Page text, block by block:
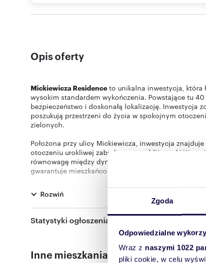
Zgoda
Odpowiedzialne
Wraz z naszymi 1022
pliki cookie, w celu
Opis oferty
Mickiewicza Residence to unikalna inwestycja, która
wysokim standardem wykończenia. Powstające tu
bezpieczeństwo i doskonałą lokalizację. Inwestycja
poszukują przestrzeni do życia w spokojnym
zielonych.
Położona przy ulicy Mickiewicza, inwestycja
otoczeniu urokliwej zabudowy, w pobliżu rzeki Warty
równowagę między dynamicznym stylem życia a
gwarantuje mieszkańcom poczucie prywatności i
Przestronne mieszkania o funkcjonalnych układach
doświetlenie wnętrz. Każde z nich posiada balkon
Starannie zaprojektowane przestrzenie wspólne,
komfortowe warunki do codziennego życia.
to więcej niż mieszkanie –
wyjątkowej lokalizacji. Nowoczesność spotyka się tu
Rozwiń
Statystyki ogłoszenia:
Inne mieszkania dostępne w tej